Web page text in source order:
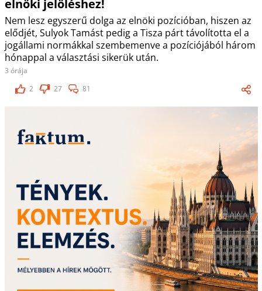
elnöki jelöléshez!
Nem lesz egyszerű dolga az elnöki pozícióban, hiszen az
elődjét, Sulyok Tamást pedig a Tisza párt távolította el a
jogállami normákkal szembemenve a pozíciójából három
hónappal a választási sikerük után.
3 órája
2
27 81